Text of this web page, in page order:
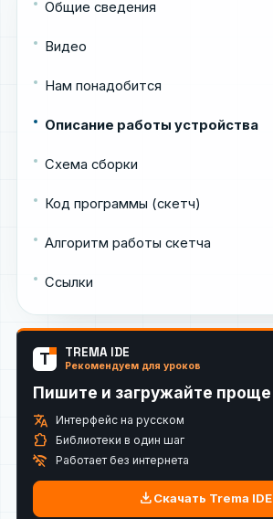
Общие сведения
Видео
Нам понадобится
Описание работы устройства
Схема сборки
Код программы (скетч)
Алгоритм работы скетча
Ссылки
T TREMA IDE
Рекомендуем для уроков
Пишите и загружайте проще
translate Интерфейс на русском
extension Библиотеки в один шаг
wifi_off Работает без интернета
downloadСкачать Trema IDE